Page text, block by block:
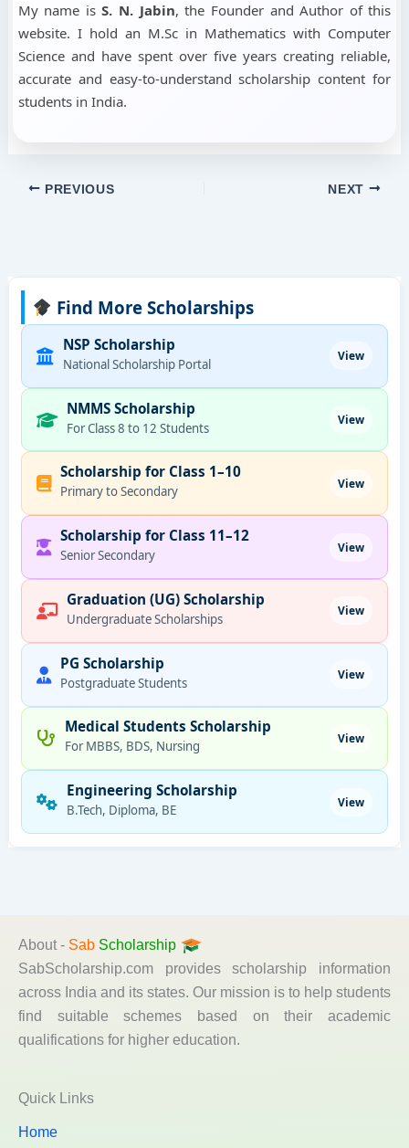
My name isS. N. Jabin, the Founder and Author of this
website. I hold an M.Sc in Mathematics with Computer
Science and have spent over five years creating reliable,
accurate and easy-to-understand scholarship content for
students in India.
PREVIOUS NEXT
Find More Scholarships
NSP Scholarship
National Scholarship Portal
View
NMMS Scholarship
For Class 8 to 12 Students
View
Scholarship for Class 1–10
Primary to Secondary
View
Scholarship for Class 11–12
Senior Secondary
View
Graduation (UG) Scholarship
Undergraduate Scholarships
View
PG Scholarship
Postgraduate Students
View
Medical Students Scholarship
For MBBS, BDS, Nursing
View
Engineering Scholarship
B.Tech, Diploma, BE
View
About - Sab Scholarship
SabScholarship.com provides scholarship information
across India and its states. Our mission is to help students
find suitable schemes based on their academic
qualifications for higher education.
Quick Links
Home